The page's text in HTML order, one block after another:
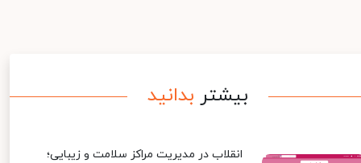
بیشتر بدانید
انقلاب در مدیریت مراکز سلامت و زیبایی؛